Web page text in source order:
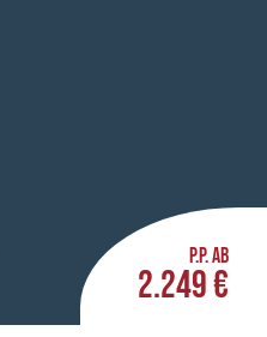
P.P. AB
2.249 €